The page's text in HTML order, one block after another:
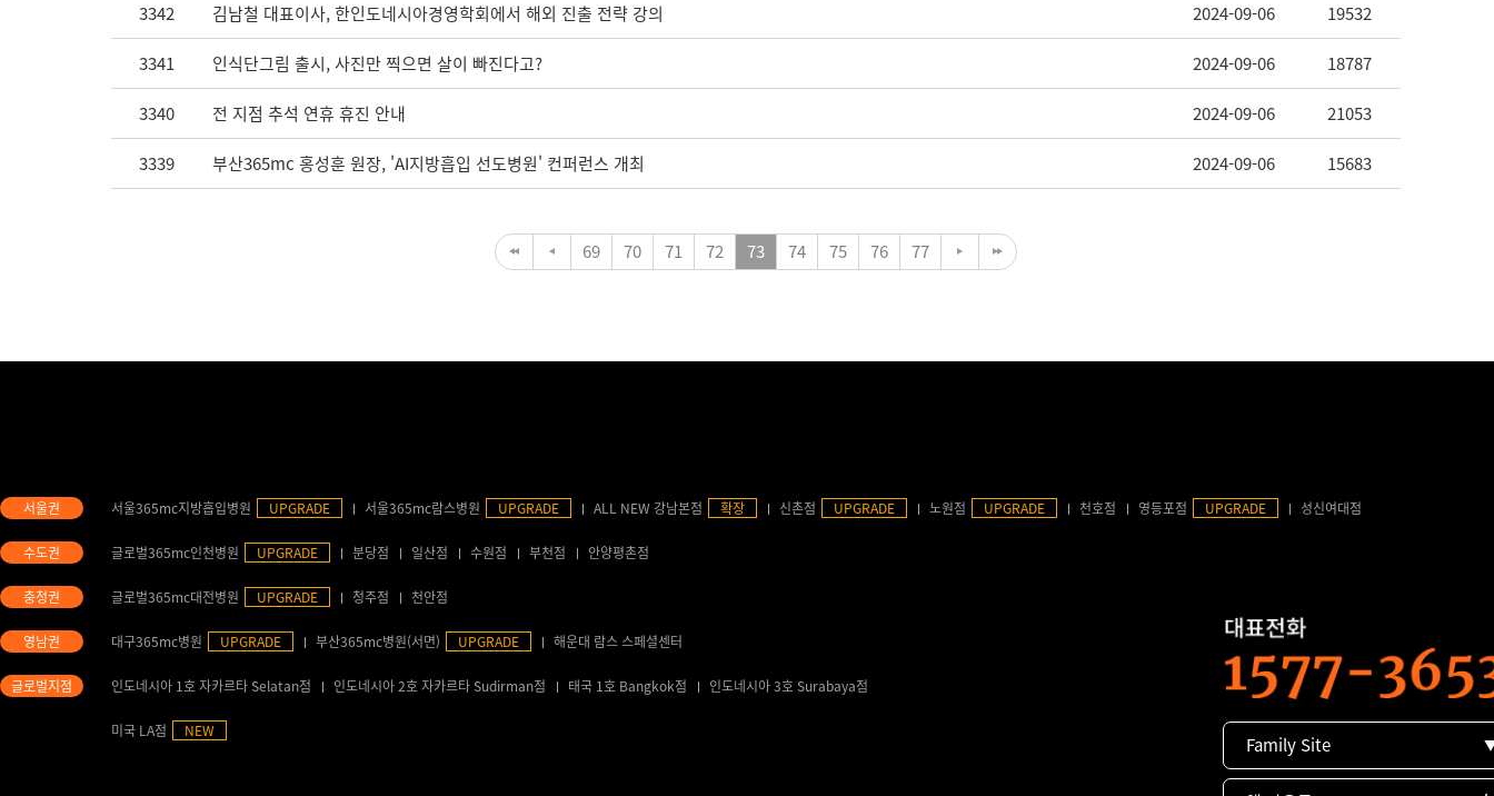
3342 김남철 대표이사, 한인도네시아경영학회에서 해외 진출 전략 강의 2024-09-06 19532
3341 인식단그림 출시, 사진만 찍으면 살이 빠진다고? 2024-09-06 18787
3340 전 지점 추석 연휴 휴진 안내 2024-09-06 21053
3339 부산365mc 홍성훈 원장, 'AI지방흡입 선도병원' 컨퍼런스 개최 2024-09-06 15683
69 70 71 72 73 74 75 76 77
서울365mc지방흡입병원 UPGRADE 서울365mc람스병원 UPGRADE ALL NEW 강남본점 확장 신촌점 UPGRADE 노원점 UPGRADE 천호점 영등포점 UPGRADE 성신여대점
글로벌365mc인천병원 UPGRADE 분당점 일산점 수원점 부천점 안양평촌점
글로벌365mc대전병원 UPGRADE 청주점 천안점
대구365mc병원 UPGRADE 부산365mc병원(서면) UPGRADE 해운대 람스 스페셜센터
인도네시아 1호 자카르타 Selatan점 인도네시아 2호 자카르타 Sudirman점 태국 1호 Bangkok점 인도네시아 3호 Surabaya점
미국 LA점 NEW
Family Site